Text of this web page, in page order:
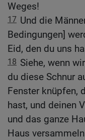
Weges!
17 Und die
Bedingungen]
Eid, den du uns
18 Siehe, wenn
du diese Schnur
Fenster knüpfen,
hast, und deinen
und das ganze
Haus